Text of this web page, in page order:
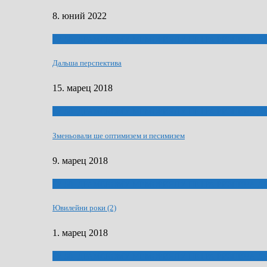
8. юний 2022
Дальша перспектива
15. марец 2018
Зменьовали ше оптимизем и песимизем
9. марец 2018
Ювилейни роки (2)
1. марец 2018